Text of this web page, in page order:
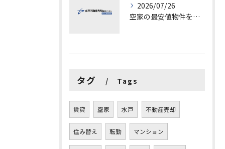
2026/07/26
空家の最安値物件を茨城県水戸市つくば市で探す方法と賢い売却ポイントを徹底解説
タグ Tags
賃貸 空家 水戸 不動産売却
住み替え 転勤 マンション